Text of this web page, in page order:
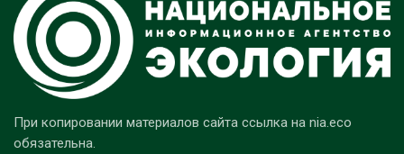
При копировании материалов сайта ссылка на nia.eco
обязательна.